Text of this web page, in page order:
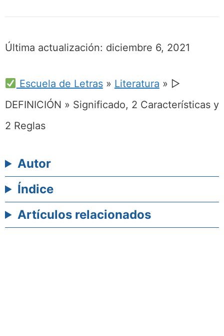
Última actualización: diciembre 6, 2021
Escuela de Letras» Literatura » ▷
DEFINICIÓN » Significado, 2 Características y
2 Reglas
Autor
Índice
Artículos relacionados